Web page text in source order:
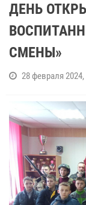
ДЕНЬ
СМЕНЫ»
28 февраля